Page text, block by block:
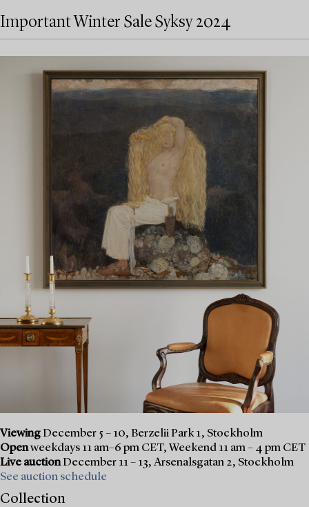
Important Winter Sale Syksy 2024
ViewingDecember 5 – 10, Berzelii Park 1, Stockholm
Openweekdays 11 am–6 pm CET, Weekend 11 am – 4 pm CET
Live auctionDecember 11 – 13, Arsenalsgatan 2, Stockholm
See auction schedule
Collection